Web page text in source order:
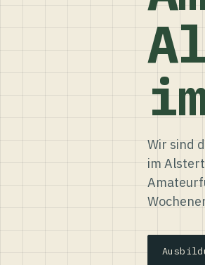
Wir sind
im